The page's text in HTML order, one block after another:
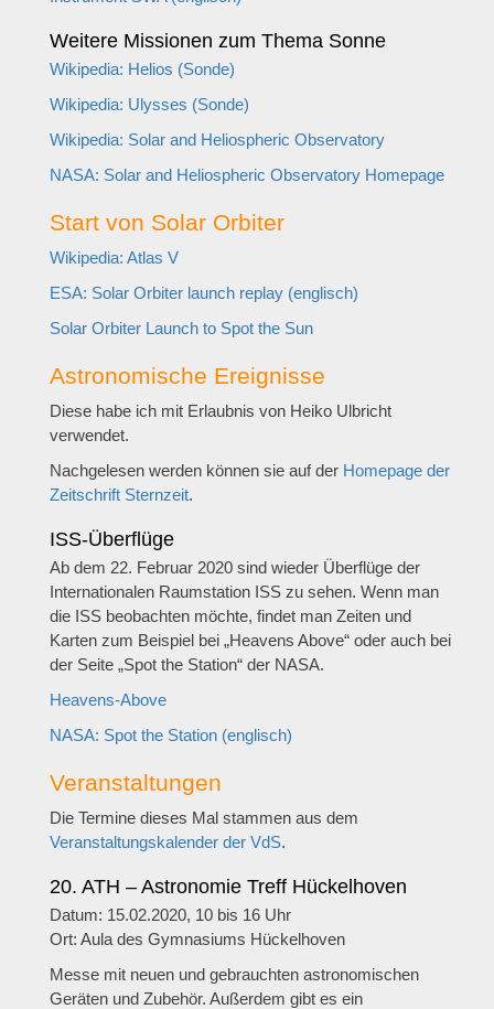
Weitere Missionen zum Thema Sonne
Wikipedia: Helios (Sonde)
Wikipedia: Ulysses (Sonde)
Wikipedia: Solar and Heliospheric Observatory
NASA: Solar and Heliospheric Observatory Homepage
Start von Solar Orbiter
Wikipedia: Atlas V
ESA: Solar Orbiter launch replay (englisch)
Solar Orbiter Launch to Spot the Sun
Astronomische Ereignisse
Diese habe ich mit Erlaubnis von Heiko Ulbricht
verwendet.
Nachgelesen werden können sie auf der Homepage der
Zeitschrift Sternzeit.
ISS-Überflüge
Ab dem 22. Februar 2020 sind wieder Überflüge der
Internationalen Raumstation ISS zu sehen. Wenn man
die ISS beobachten möchte, findet man Zeiten und
Karten zum Beispiel bei „Heavens Above“ oder auch bei
der Seite „Spot the Station“ der NASA.
Heavens-Above
NASA: Spot the Station (englisch)
Veranstaltungen
Die Termine dieses Mal stammen aus dem
Veranstaltungskalender der VdS.
20. ATH – Astronomie Treff Hückelhoven
Datum: 15.02.2020, 10 bis 16 Uhr
Ort: Aula des Gymnasiums Hückelhoven
Messe mit neuen und gebrauchten astronomischen
Geräten und Zubehör. Außerdem gibt es ein